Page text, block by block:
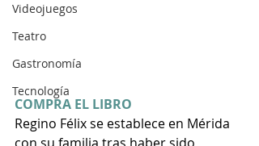
Videojuegos
Teatro
Gastronomía
Tecnología
COMPRA EL LIBRO
Regino Félix se establece en Mérida